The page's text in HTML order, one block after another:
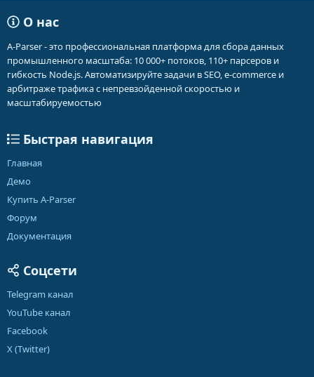
О нас
A-Parser - это профессиональная платформа для сбора данных
промышленного масштаба: 10 000+ потоков, 110+ парсеров и
гибкость Node.js. Автоматизируйте задачи в SEO, e-commerce и
арбитраже трафика с непревзойденной скоростью и
масштабируемостью
Быстрая навигация
Главная
Демо
Купить A-Parser
Форум
Документация
Соцсети
Telegram канал
YouTube канал
Facebook
X (Twitter)